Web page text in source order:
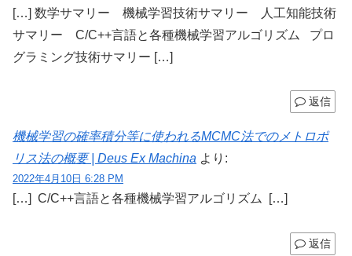
[…] 数学サマリー 機械学習技術サマリー 人工知能技術
サマリー C/C++言語と各種機械学習アルゴリズム プロ
グラミング技術サマリー […]
返信
機械学習の確率積分等に使われるMCMC法でのメトロポ
リス法の概要 | Deus Ex Machina より:
2022年4月10日 6:28 PM
[…] C/C++言語と各種機械学習アルゴリズム […]
返信